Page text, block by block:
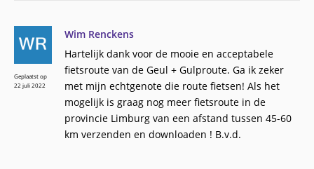
Wim Renckens
Hartelijk dank voor de mooie en acceptabele
fietsroute van de Geul + Gulproute. Ga ik zeker
met mijn echtgenote die route fietsen! Als het
mogelijk is graag nog meer fietsroute in de
provincie Limburg van een afstand tussen 45-60
km verzenden en downloaden ! B.v.d.
Geplaatst op
22 juli 2022